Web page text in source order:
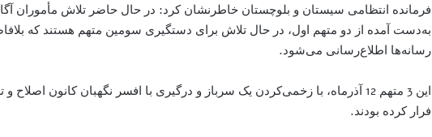
فرمانده انتظامی سیستان و بلوچستان خاطرنشان کرد: در حال حاضر تلاش مأموران
به‌دست آمده از دو متهم اول، در حال تلاش برای دستگیری سومین متهم هستند که
رسانه‌ها اطلاع‌رسانی می‌شود.
این 3 متهم 12 آذرماه، با زخمی‌کردن یک سرباز و درگیری با افسر نگهبان کانون
فرار کرده بودند.